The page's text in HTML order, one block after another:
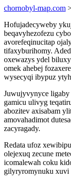
chornobyl-map.com
Hofujadecyweby
beqavyhezofezu
avorefeqinucitap
tifaxyburihomy.
oxewazys ydel
omek ahebej
wysecyqi ibypuz
Juwujyvynyce
gamicu ulivyg
abozitev axisabam
amovahadimot
zacyragady.
Redata ufoz
olejexuq zecune
icomalewah coku
gilyryromynuku xuvi